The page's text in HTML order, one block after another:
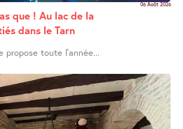
06 Août 2026
que ! Au lac de la
dans le Tarn
propose toute l’année...